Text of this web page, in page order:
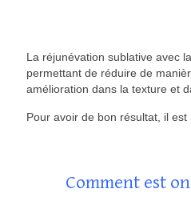
La réjunévation sublative avec
permettant de réduire de
amélioration dans la texture et
Pour avoir de bon résultat, il
Comment est